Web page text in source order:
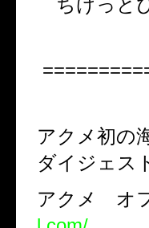
ちけっと
アクメ初の
ダイジェス
アクメ オ